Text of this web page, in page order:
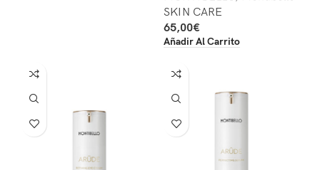
SKIN CARE
65,00€
Añadir Al Carrito